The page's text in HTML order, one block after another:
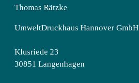
Thomas Rätzke
UmweltDruckhaus Hannover GmbH
Klusriede 23
30851 Langenhagen